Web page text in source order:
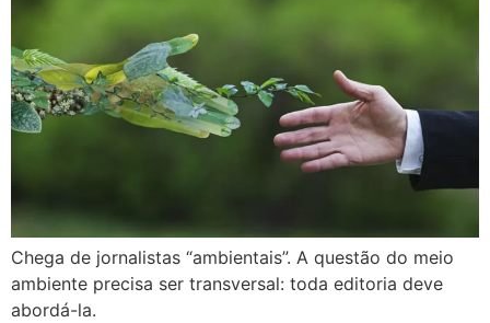
Chega de jornalistas “ambientais”. A questão do meio
ambiente precisa ser transversal: toda editoria deve
abordá-la.